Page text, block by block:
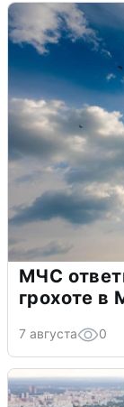
МЧС
грохоте в
7 августа 0